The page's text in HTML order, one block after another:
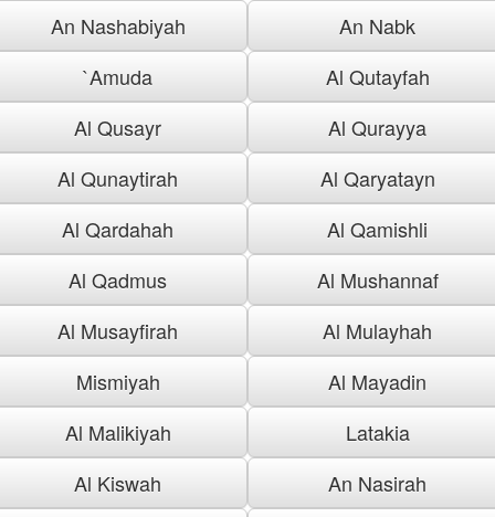
An Nashabiyah
An Nabk
`Amuda
Al Qutayfah
Al Qusayr
Al Qurayya
Al Qunaytirah
Al Qaryatayn
Al Qardahah
Al Qamishli
Al Qadmus
Al Mushannaf
Al Musayfirah
Al Mulayhah
Mismiyah
Al Mayadin
Al Malikiyah
Latakia
Al Kiswah
An Nasirah